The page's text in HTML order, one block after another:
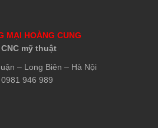
MẠI HOÀNG CUNG
mỹ thuật
– Long Biên – Hà Nội
946 989